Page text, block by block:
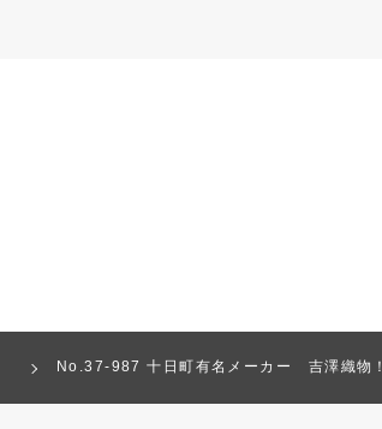
No.37-987 十日町有名メーカー 吉澤織物！